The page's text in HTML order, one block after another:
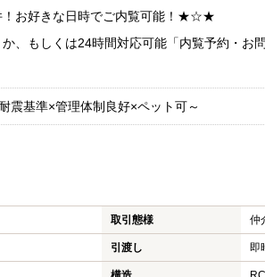
お好きな日時でご内覧可能！★☆★
、もしくは24時間対応可能「内覧予約・お
震基準×管理体制良好×ペット可～
取引態様 仲
引渡し 即